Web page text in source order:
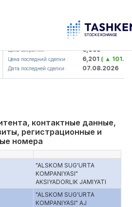
(<O'zmetkombinat> AJ)
закрытия : 6,099
последний сделки : 6,201( ▲ 101.04 )
последней сделки : 07.08.2026
контактные данные,
регистрационные и
номера
"ALSKOM SUG'URTA
KOMPANIYASI"
AKSIYADORLIK JAMIYATI
"ALSKOM SUG'URTA
KOMPANIYASI" AJ